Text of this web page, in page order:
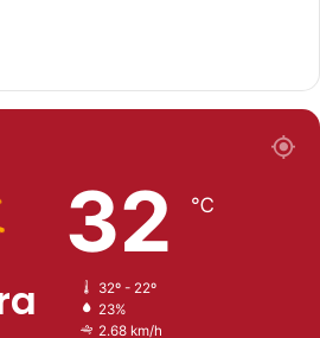
32 ℃
32º - 22º
23%
2.68 km/h